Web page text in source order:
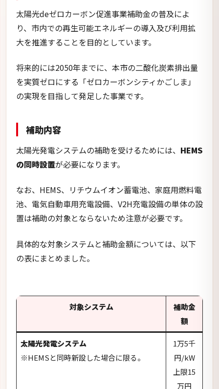
補助内容
太陽光発電システムの補助を受けるためには、HEMS
の同時設置が必要になります。
なお、HEMS、リチウムイオン蓄電池、家庭用燃料電
池、電気自動車用充電設備、V2H充電設備の単体の設
置は補助の対象とならないため注意が必要です。
具体的な対象システムと補助金額については、以下
の表にまとめました。
対象システム
補助金
額
太陽光発電システム
1万5千
上限15
※太陽光発電システムと同時に新設する場
円
リチウムイオン蓄電池
※太陽光発電システムとHEMSを同時に新
設する場合に限る。
7万円